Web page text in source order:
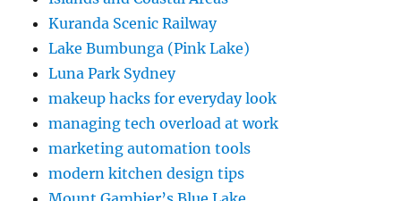
Kuranda Scenic Railway
Lake Bumbunga (Pink Lake)
Luna Park Sydney
makeup hacks for everyday look
managing tech overload at work
marketing automation tools
modern kitchen design tips